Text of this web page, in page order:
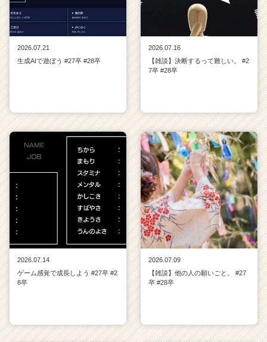
2026.07.21
生成AIで遊ぼう #27卒 #28卒
2026.07.16
【雑談】決断するって難しい。 #2
7卒 #28卒
2026.07.14
ゲーム感覚で成長しよう #27卒 #2
8卒
2026.07.09
【雑談】他の人の願いごと。 #27
卒 #28卒